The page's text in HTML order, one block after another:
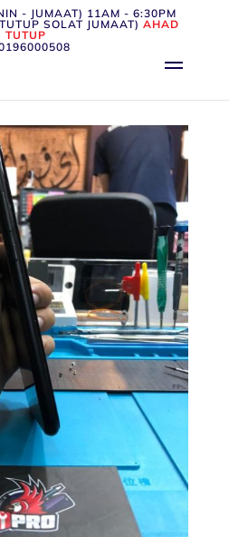
- JUMAAT) 11AM - 6:30PM
SOLAT JUMAAT) AHAD
TUTUP